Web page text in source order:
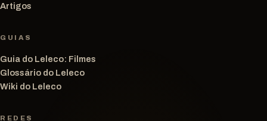
Artigos
GUIAS
Guia do Leleco: Filmes
Glossário do Leleco
Wiki do Leleco
REDES